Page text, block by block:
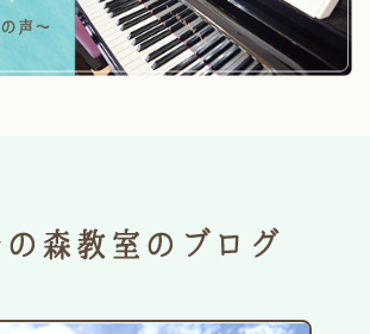
、お祭りのように楽しく、思い出に残る発表会にし